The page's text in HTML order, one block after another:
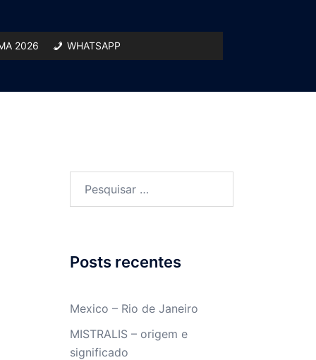
2026 WHATSAPP
por:
Posts recentes
Mexico – Rio de Janeiro
MISTRALIS – origem e
significado